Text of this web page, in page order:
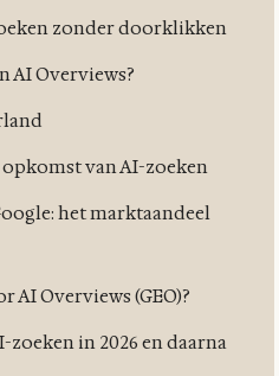
zonder doorklikken
AI Overviews?
opkomst van AI-zoeken
het marktaandeel
AI Overviews (GEO)?
in 2026 en daarna